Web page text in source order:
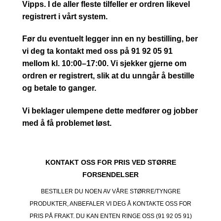
Vipps. I de aller fleste tilfeller er ordren likevel
registrert i vårt system.
Før du eventuelt legger inn en ny bestilling, ber
vi deg ta kontakt med oss på 91 92 05 91
mellom kl. 10:00–17:00. Vi sjekker gjerne om
ordren er registrert, slik at du unngår å bestille
og betale to ganger.
Vi beklager ulempene dette medfører og jobber
med å få problemet løst.
KONTAKT OSS FOR PRIS VED STØRRE
FORSENDELSER
BESTILLER DU NOEN AV VÅRE STØRRE/TYNGRE
PRODUKTER, ANBEFALER VI DEG Å KONTAKTE OSS FOR
PRIS PÅ FRAKT. DU KAN ENTEN RINGE OSS (91 92 05 91)